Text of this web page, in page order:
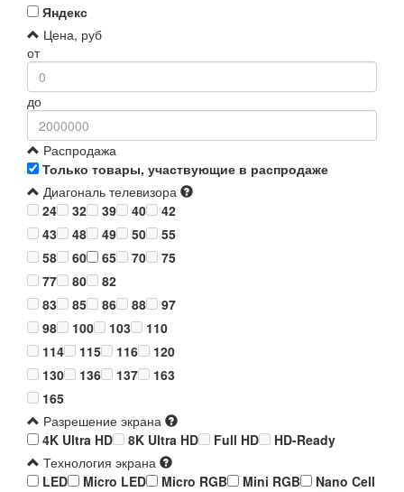
Яндекс
Цена, руб
от
до
Распродажа
Только товары, участвующие в распродаже
Диагональ телевизора
24
32 39 40
42
43
48 49 50
55
58
60 65 70
75
77
80
82
83
85 86 88
97
98
100 103
110
114
115 116
120
130
136 137
163
165
Разрешение экрана
4K Ultra HD
8K Ultra HD Full HD
HD-Ready
Технология экрана
LED
Micro LED Micro RGB Mini RGB
Nano Cell